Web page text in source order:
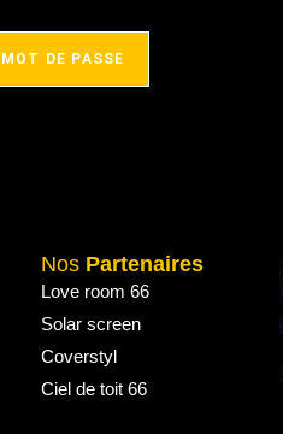
DE PASSE
Nos Partenaires
Love room 66
Solar screen
Coverstyl
Ciel de toit 66